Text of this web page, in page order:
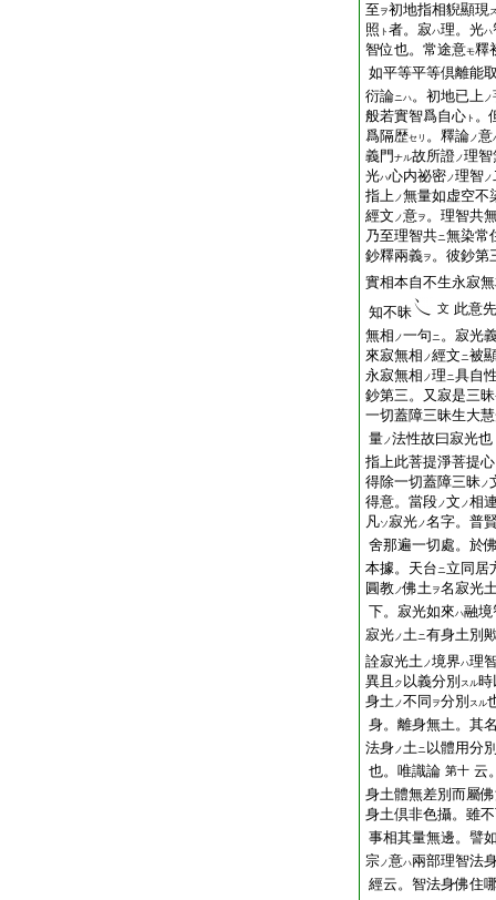
至 ヲ初地指相貎顯現
照 ト 者。寂ハ理。光ハ
智位也。常途意モ釋
如平等平等倶離能
衍論ニハ。初地已上ノ
般若實智爲自心 ト 。
爲隔歴セリ 。釋論ノ意
義門 ナル故所證ノ理智
光ハ心内祕密ノ理智ノ
指上ノ無量如虚空不
經文 ノ意ヲ 。理智共
乃至理智共ニ無染常
鈔釋兩義ヲ 。彼鈔第
實相本自不生永寂
知不昧
文 此意先
無相 ノ一句ニ。寂光
來寂無相 ノ經文ニ被
永寂無相 ノ理ニ具自
鈔第三。又寂是三昧
一切蓋障三昧生大
量ノ法性故曰寂光也
指上此菩提淨菩提
得除一切蓋障三昧ノ
得意。當段ノ文 ノ相
凡ソ寂光ノ名字。普
舍那遍一切處。於
本據。天台ニ立同居
圓教ノ佛土ヲ名寂光
下。寂光如來ハ融境
寂光ノ土ニ有身土別
詮寂光土ノ境界ハ理
異且 ク 以義分別 スル時
身土ノ不同 ヲ分別 スル
身。離身無土。其
法身ノ土ニ 以體用分
也。唯識論 第十 云
身土體無差別而屬
身土倶非色攝。雖
事相其量無邊。譬
宗ノ意ハ兩部理智法
經云。智法身佛住